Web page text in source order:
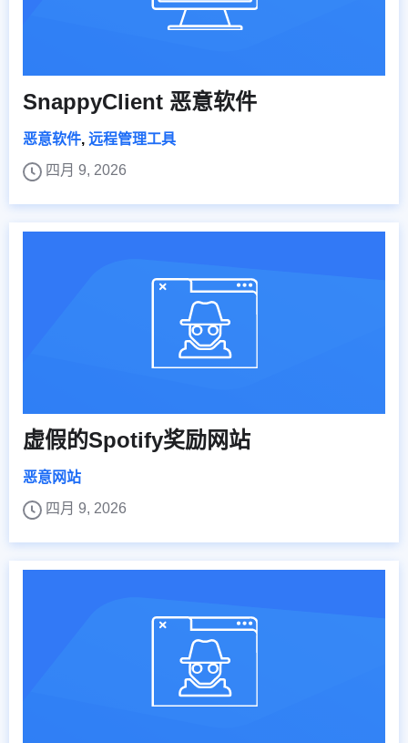
SnappyClient 恶意软件
恶意软件, 远程管理工具
四月 9, 2026
虚假的Spotify奖励网站
恶意网站
四月 9, 2026